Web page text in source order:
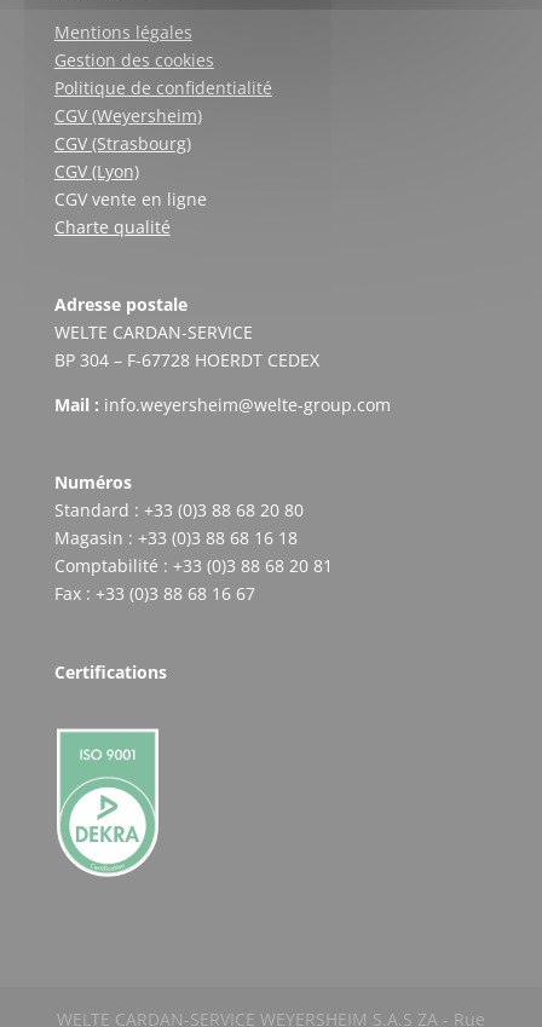
Mentions légales
Gestion des cookies
Politique de confidentialité
CGV (Weyersheim)
CGV (Strasbourg)
CGV (Lyon)
CGV vente en ligne
Charte qualité
Adresse postale
WELTE CARDAN-SERVICE
BP 304 – F-67728 HOERDT CEDEX
Mail : info.weyersheim@welte-group.com
Numéros
Standard : +33 (0)3 88 68 20 80
Magasin : +33 (0)3 88 68 16 18
Comptabilité : +33 (0)3 88 68 20 81
Fax : +33 (0)3 88 68 16 67
Certifications
WELTE CARDAN-SERVICE WEYERSHEIM S.A.S ZA - Rue